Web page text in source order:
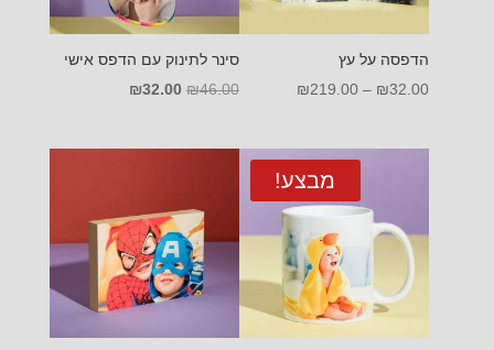
הדפסה על עץ
₪32.00
–
₪219.00
⁦₪32.00⁩
עד
⁦₪219.00⁩
סינר לתינוק עם הדפס אישי
₪46.00
המחיר
היה:
₪32.00
הוא:
מבצע!